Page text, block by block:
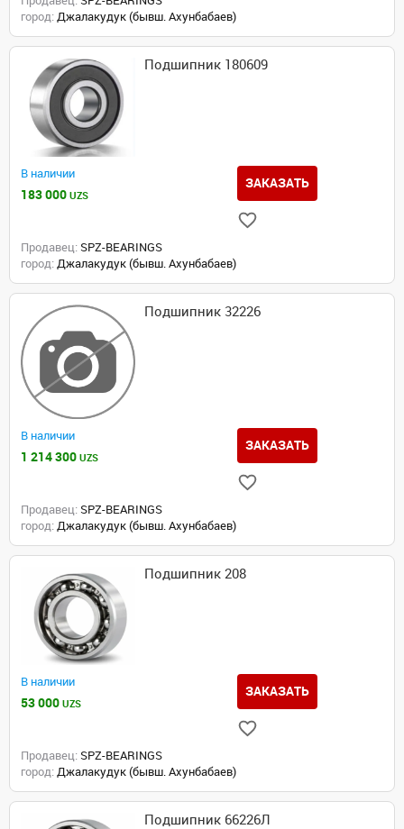
город: Джалакудук (бывш. Ахунбабаев)
Подшипник 180609
В наличии
183 000 UZS
ЗАКАЗАТЬ
Продавец: SPZ-BEARINGS
город: Джалакудук (бывш. Ахунбабаев)
Подшипник 32226
В наличии
1 214 300 UZS
ЗАКАЗАТЬ
Продавец: SPZ-BEARINGS
город: Джалакудук (бывш. Ахунбабаев)
Подшипник 208
В наличии
53 000 UZS
ЗАКАЗАТЬ
Продавец: SPZ-BEARINGS
город: Джалакудук (бывш. Ахунбабаев)
Подшипник 66226Л